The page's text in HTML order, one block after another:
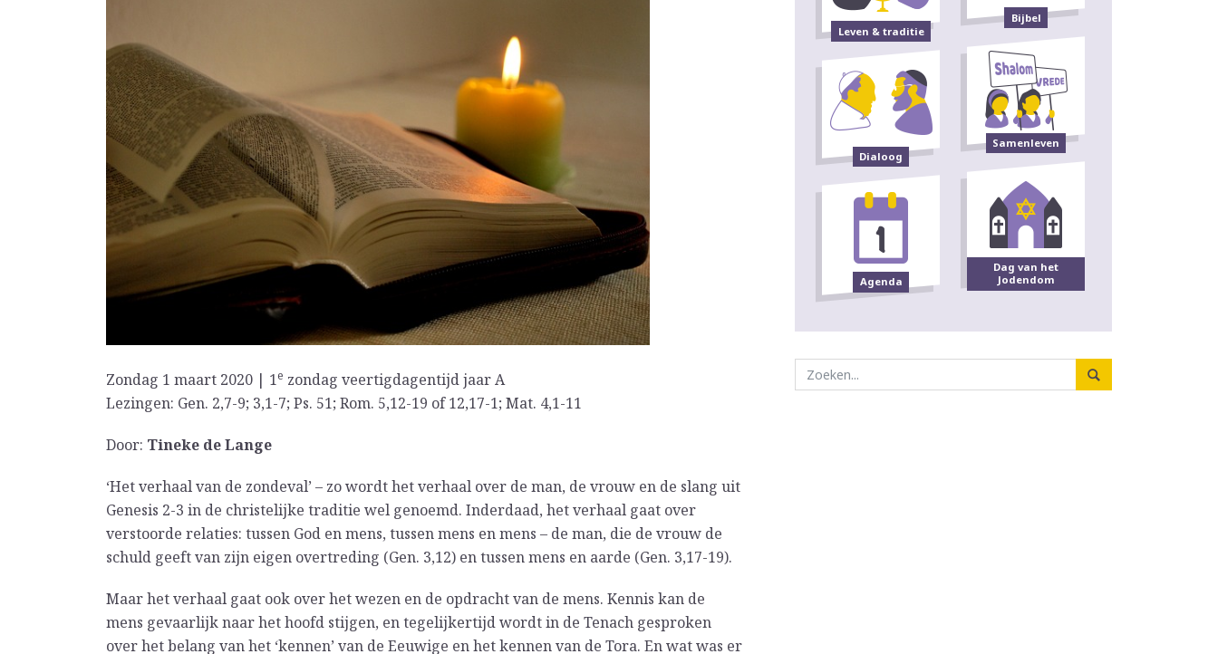
Zondag 1 maart 2020 | 1e zondag veertigdagentijd jaar A
Lezingen: Gen. 2,7-9; 3,1-7; Ps. 51; Rom. 5,12-19 of 12,17-1; Mat. 4,1-11
Door: Tineke de Lange
‘Het verhaal van de zondeval’ – zo wordt het verhaal over de man, de vrouw en de slang uit
Genesis 2-3 in de christelijke traditie wel genoemd. Inderdaad, het verhaal gaat over
verstoorde relaties: tussen God en mens, tussen mens en mens – de man, die de vrouw de
schuld geeft van zijn eigen overtreding (Gen. 3,12) en tussen mens en aarde (Gen. 3,17-19).
Maar het verhaal gaat ook over het wezen en de opdracht van de mens. Kennis kan de
mens gevaarlijk naar het hoofd stijgen, en tegelijkertijd wordt in de Tenach gesproken
over het belang van het ‘kennen’ van de Eeuwige en het kennen van de Tora. En wat was er
Leven & traditie
Bijbel
Dialoog
Samenleven
Agenda
Dag van het
Jodendom